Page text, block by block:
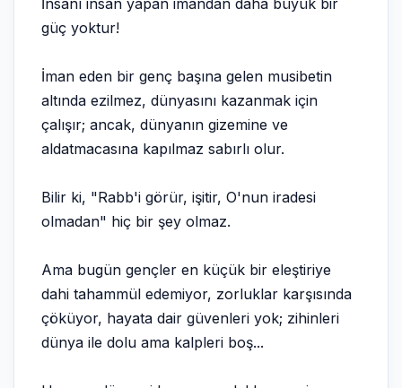
İnsanı insan yapan imandan daha büyük bir
güç yoktur!
İman eden bir genç başına gelen musibetin
altında ezilmez, dünyasını kazanmak için
çalışır; ancak, dünyanın gizemine ve
aldatmacasına kapılmaz sabırlı olur.
Bilir ki, "Rabb'i görür, işitir, O'nun iradesi
olmadan" hiç bir şey olmaz.
Ama bugün gençler en küçük bir eleştiriye
dahi tahammül edemiyor, zorluklar karşısında
çöküyor, hayata dair güvenleri yok; zihinleri
dünya ile dolu ama kalpleri boş...